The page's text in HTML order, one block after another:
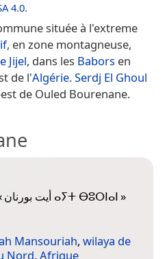
4.0.
située à l'extreme
, en zone montagneuse,
Jijel, dans les Babors en
de l'Algérie.Serdj El Ghoul
de Ouled Bourenane.
أيت بورنان ⴰⵢⵜ ⴱⵓⵔⵏⴰⵏ»
Mansouriah, wilaya de
Nord, Afrique